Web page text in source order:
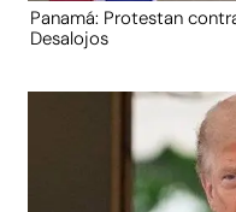
Panamá: Protestan
Desalojos